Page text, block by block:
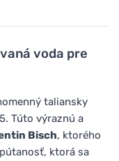
voda pre
taliansky
Túto výraznú a
Bisch, ktorého
ktorá sa